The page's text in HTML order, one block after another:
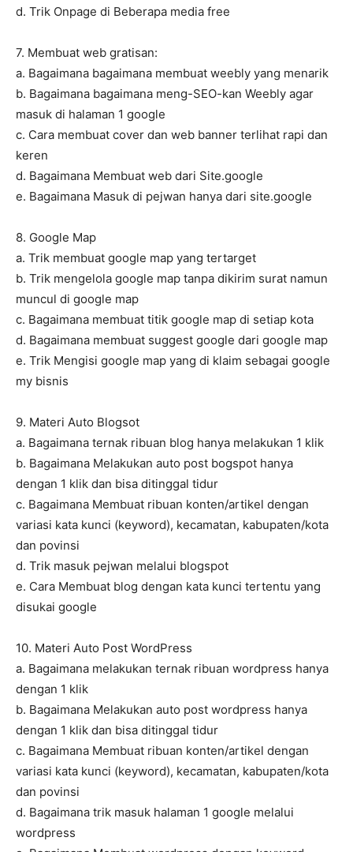
d. Trik Onpage di Beberapa media free
7. Membuat web gratisan:
a. Bagaimana bagaimana membuat weebly yang menarik
b. Bagaimana bagaimana meng-SEO-kan Weebly agar
masuk di halaman 1 google
c. Cara membuat cover dan web banner terlihat rapi dan
keren
d. Bagaimana Membuat web dari Site.google
e. Bagaimana Masuk di pejwan hanya dari site.google
8. Google Map
a. Trik membuat google map yang tertarget
b. Trik mengelola google map tanpa dikirim surat namun
muncul di google map
c. Bagaimana membuat titik google map di setiap kota
d. Bagaimana membuat suggest google dari google map
e. Trik Mengisi google map yang di klaim sebagai google
my bisnis
9. Materi Auto Blogsot
a. Bagaimana ternak ribuan blog hanya melakukan 1 klik
b. Bagaimana Melakukan auto post bogspot hanya
dengan 1 klik dan bisa ditinggal tidur
c. Bagaimana Membuat ribuan konten/artikel dengan
variasi kata kunci (keyword), kecamatan, kabupaten/kota
dan povinsi
d. Trik masuk pejwan melalui blogspot
e. Cara Membuat blog dengan kata kunci tertentu yang
disukai google
10. Materi Auto Post WordPress
a. Bagaimana melakukan ternak ribuan wordpress hanya
dengan 1 klik
b. Bagaimana Melakukan auto post wordpress hanya
dengan 1 klik dan bisa ditinggal tidur
c. Bagaimana Membuat ribuan konten/artikel dengan
variasi kata kunci (keyword), kecamatan, kabupaten/kota
dan povinsi
d. Bagaimana trik masuk halaman 1 google melalui
wordpress